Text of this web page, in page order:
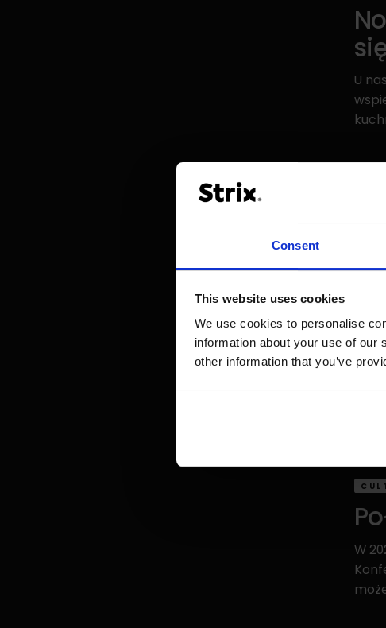
Consent
This website uses cookies
We use cookies to personalise
information about your use of our
other information that you’ve
U
W